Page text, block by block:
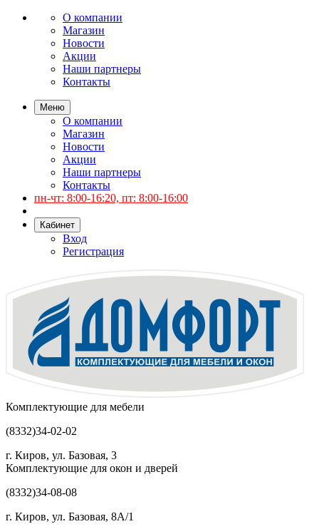
О компании
Магазин
Новости
Акции
Наши партнеры
Контакты
Меню
О компании
Магазин
Новости
Акции
Наши партнеры
Контакты
пн-чт: 8:00-16:20, пт: 8:00-16:00
Кабинет
Вход
Регистрация
Комплектующие для мебели
(8332)34-02-02
г. Киров, ул. Базовая, 3
Комплектующие для окон и дверей
(8332)34-08-08
г. Киров, ул. Базовая, 8А/1